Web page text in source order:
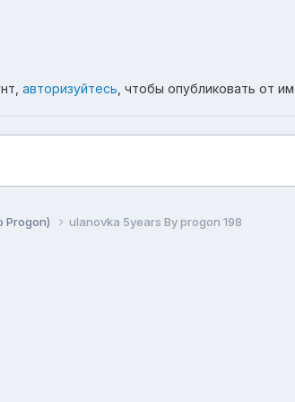
авторизуйтесь , чтобы опубликовать от
Progon) ulanovka 5years By progon 198